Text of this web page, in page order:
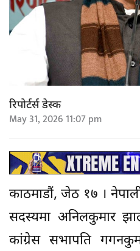
रिपोर्टर्स डेस्क
May 31, 2026 11:07 pm
काठमाडौं, जेठ १७ । नेपाली
सदस्यमा अनिलकुमार
कांग्रेस सभापति